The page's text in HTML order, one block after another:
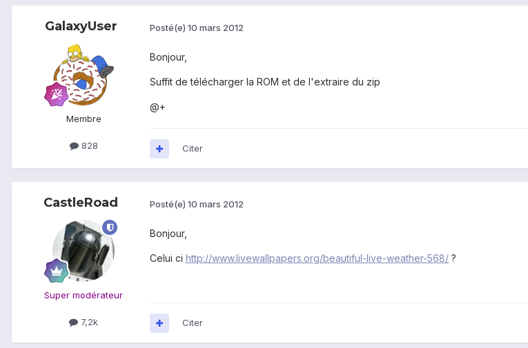
GalaxyUser
Membre
828
Posté(e) 10 mars 2012
Bonjour,
Suffit de télécharger la ROM et de l'extraire du zip
@+
Citer
CastleRoad
Super modérateur
7,2k
Posté(e) 10 mars 2012
Bonjour,
Celui ci http://www.livewallpapers.org/beautiful-live-weather-568/ ?
Citer